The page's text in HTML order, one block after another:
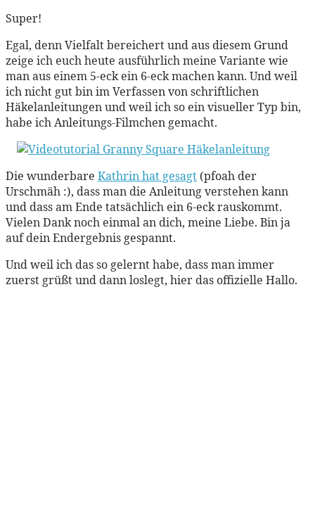
Super!
Egal, denn Vielfalt bereichert und aus diesem Grund
zeige ich euch heute ausführlich meine Variante wie
man aus einem 5-eck ein 6-eck machen kann. Und weil
ich nicht gut bin im Verfassen von schriftlichen
Häkelanleitungen und weil ich so ein visueller Typ bin,
habe ich Anleitungs-Filmchen gemacht.
Die wunderbare Kathrin hat gesagt (pfoah der
Urschmäh :), dass man die Anleitung verstehen kann
und dass am Ende tatsächlich ein 6-eck rauskommt.
Vielen Dank noch einmal an dich, meine Liebe. Bin ja
auf dein Endergebnis gespannt.
Und weil ich das so gelernt habe, dass man immer
zuerst grüßt und dann loslegt, hier das offizielle Hallo.